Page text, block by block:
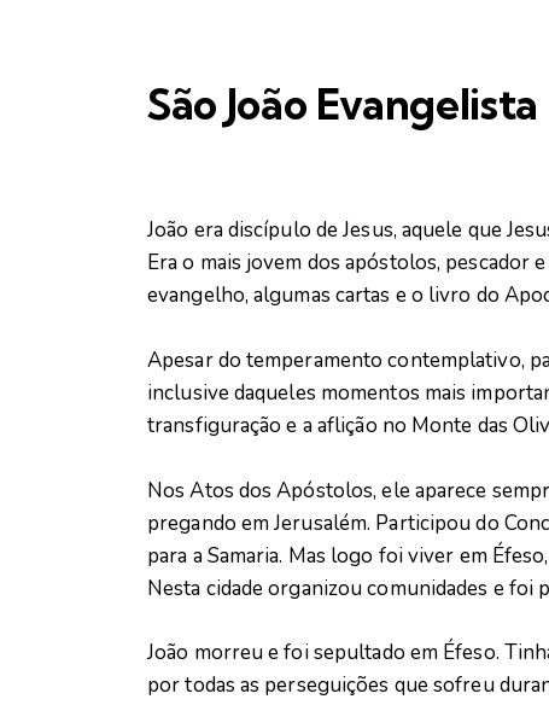
São João
João era discípulo de Jesus, aquele que
Era o mais jovem dos apóstolos, pescador
evangelho, algumas cartas e o livro do
Apesar do temperamento contemplativo,
inclusive daqueles momentos mais
transfiguração e a aflição no Monte das
Nos Atos dos Apóstolos, ele aparece
pregando em Jerusalém. Participou do
para a Samaria. Mas logo foi viver em
Nesta cidade organizou comunidades e foi
João morreu e foi sepultado em Éfeso.
por todas as perseguições que sofreu